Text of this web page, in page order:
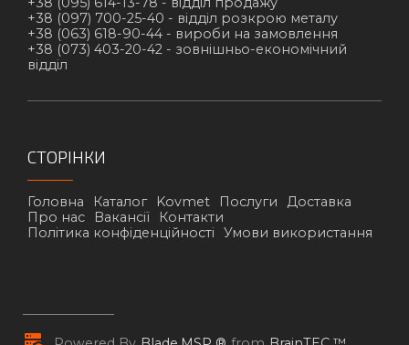
+38 (097) 700-25-40 - відділ розкрою металу
+38 (063) 618-90-44 - вироби на замовлення
+38 (073) 403-20-42 - зовнішньо-економічний
відділ
СТОРІНКИ
Головна Каталог Kovmet Послуги
Доставка
Про нас
Вакансії
Контакти
Політика конфіденційності
Умови використання